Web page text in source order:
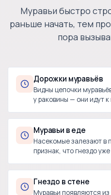
Муравьи быстро
раньше начать, тем
пора
Дорожки муравьёв
Видны цепочки
у раковины — они идут
Муравьи в еде
Насекомые залезают в
признак, что гнездо
Гнездо в стене
Муравьи появляются